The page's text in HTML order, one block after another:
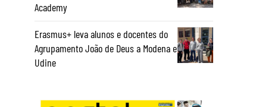
Academy
Erasmus+ leva alunos e docentes do
Agrupamento João de Deus a Modena e
Udine